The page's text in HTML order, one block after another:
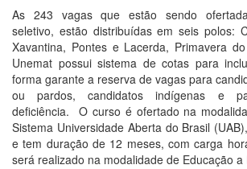
As 243 vagas que estão sendo
seletivo, estão distribuídas em seis polos:
Xavantina, Pontes e Lacerda, Primavera
Unemat possui sistema de cotas para
forma garante a reserva de vagas para
ou pardos, candidatos indígenas e
deficiência. O curso é ofertado na
Sistema Universidade Aberta do Brasil
e tem duração de 12 meses, com carga
será realizado na modalidade de Educação a